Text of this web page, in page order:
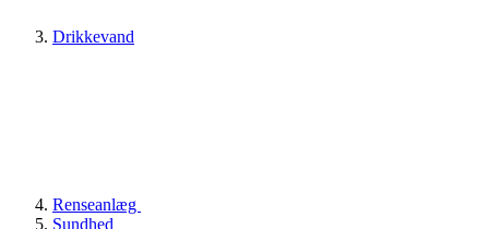
Drikkevand
Renseanlæg
Sundhed